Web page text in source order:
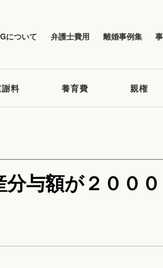
について 弁護士費用 離婚事例集
料 養育費 親権
与額が２０００